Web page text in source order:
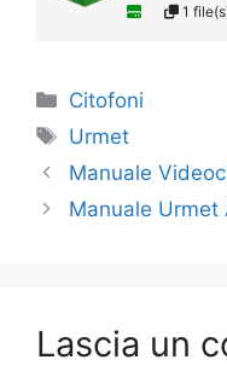
1
Categorie
Citofoni
Tag
Urmet
Manuale
Manuale Urmet
Lascia un